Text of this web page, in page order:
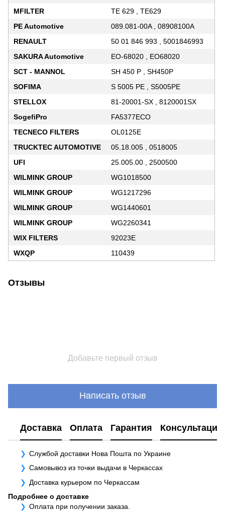
MFILTER
TE 629 , TE629
PE Automotive
089.081-00A , 08908100A
RENAULT
50 01 846 993 , 5001846993
SAKURA Automotive
EO-68020 , EO68020
SCT - MANNOL
SH 450 P , SH450P
SOFIMA
S 5005 PE , S5005PE
STELLOX
81-20001-SX , 8120001SX
SogefiPro
FA5377ECO
TECNECO FILTERS
OL0125E
TRUCKTEC AUTOMOTIVE
05.18.005 , 0518005
UFI
25.005.00 , 2500500
WILMINK GROUP
WG1018500
WILMINK GROUP
WG1217296
WILMINK GROUP
WG1440601
WILMINK GROUP
WG2260341
WIX FILTERS
92023E
WXQP
110439
Отзывы
Добавьте первый отзыв
Написать отзыв
Доставка Оплата Гарантия Консультация
Службой доставки Нова Пошта по Украине
Самовывоз из точки выдачи в Черкассах
Доставка курьером по Черкассам
Подробнее о доставке
Оплата при получении заказа.